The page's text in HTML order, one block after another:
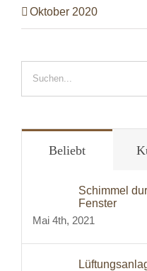
Oktober 2020
Beliebt
Schimmel
Fenster
Mai 4th, 2021